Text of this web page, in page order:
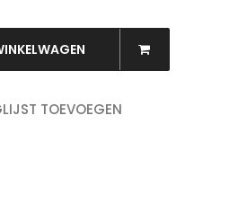
TOEVOEGEN